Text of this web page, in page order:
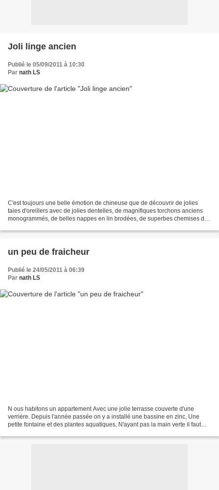
Joli linge ancien
Publié le 05/09/2011 à 10:30
Par nath LS
C'est toujours une belle émotion de chineuse que de découvrir de jolies
taies d'oreillers avec de jolies dentelles, de magnifiques torchons anciens
monogrammés, de belles nappes en lin brodées, de superbes chemises de
un peu de fraicheur
Publié le 24/05/2011 à 06:39
Par nath LS
N ous habitons un appartement Avec une jolie terrasse couverte d'une
verrière. Depuis l'année passée on y a installé une bassine en zinc, Une
petite fontaine et des plantes aquatiques, N'ayant pas la main verte il faut